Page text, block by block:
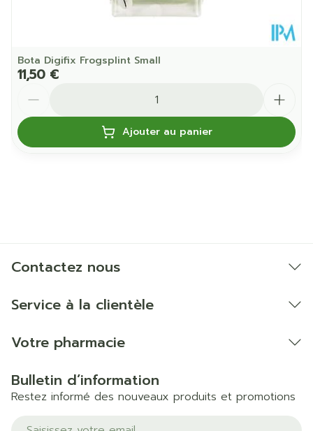
Bota Digifix Frogsplint Small
11,50 €
Ajouter au panier
Contactez nous
Service à la clientèle
Votre pharmacie
Bulletin d’information
Restez informé des nouveaux produits et promotions
Adresse mail